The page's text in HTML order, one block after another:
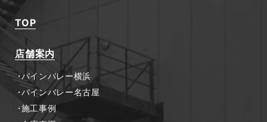
TOP
店舗案内
パインバレー横浜
パインバレー名古屋
施工事例